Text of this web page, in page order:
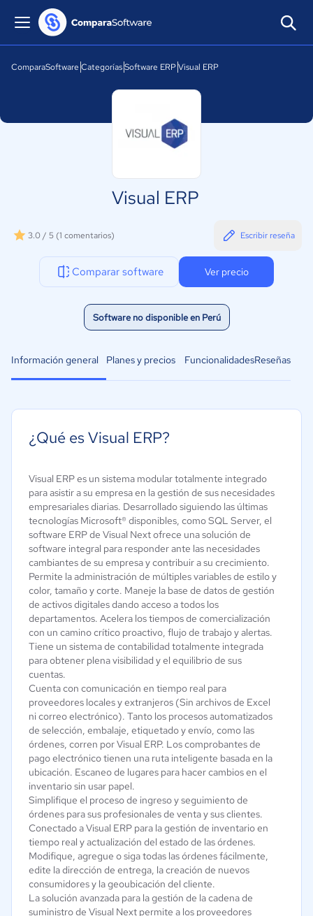
ComparaSoftware CategoríasSoftware ERPVisual ERP
Visual ERP
3.0 / 5 (1 comentarios) Escribir reseña
Comparar software Ver precio
Software no disponible en Perú
Información general Planes y precios FuncionalidadesReseñas
¿Qué es Visual ERP?
Visual ERP es un sistema modular totalmente integrado
para asistir a su empresa en la gestión de sus necesidades
empresariales diarias. Desarrollado siguiendo las últimas
tecnologías Microsoft® disponibles, como SQL Server, el
software ERP de Visual Next ofrece una solución de
software integral para responder ante las necesidades
cambiantes de su empresa y contribuir a su crecimiento.
Permite la administración de múltiples variables de estilo y
color, tamaño y corte. Maneje la base de datos de gestión
de activos digitales dando acceso a todos los
departamentos. Acelera los tiempos de comercialización
con un camino crítico proactivo, flujo de trabajo y alertas.
Tiene un sistema de contabilidad totalmente integrada
para obtener plena visibilidad y el equilibrio de sus
cuentas.
Cuenta con comunicación en tiempo real para
proveedores locales y extranjeros (Sin archivos de Excel
ni correo electrónico). Tanto los procesos automatizados
de selección, embalaje, etiquetado y envío, como las
órdenes, corren por Visual ERP. Los comprobantes de
pago electrónico tienen una ruta inteligente basada en la
ubicación. Escaneo de lugares para hacer cambios en el
inventario sin usar papel.
Simplifique el proceso de ingreso y seguimiento de
órdenes para sus profesionales de venta y sus clientes.
Conectado a Visual ERP para la gestión de inventario en
tiempo real y actualización del estado de las órdenes.
Modifique, agregue o siga todas las órdenes fácilmente,
edite la dirección de entrega, la creación de nuevos
consumidores y la geoubicación del cliente.
La solución avanzada para la gestión de la cadena de
suministro de Visual Next permite a los proveedores